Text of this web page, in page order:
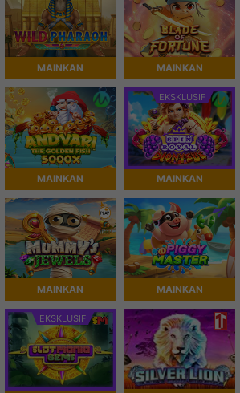
MAINKAN MAINKAN
MAINKAN
EKSKLUSIF
MAINKAN
MAINKAN MAINKAN
EKSKLUSIF